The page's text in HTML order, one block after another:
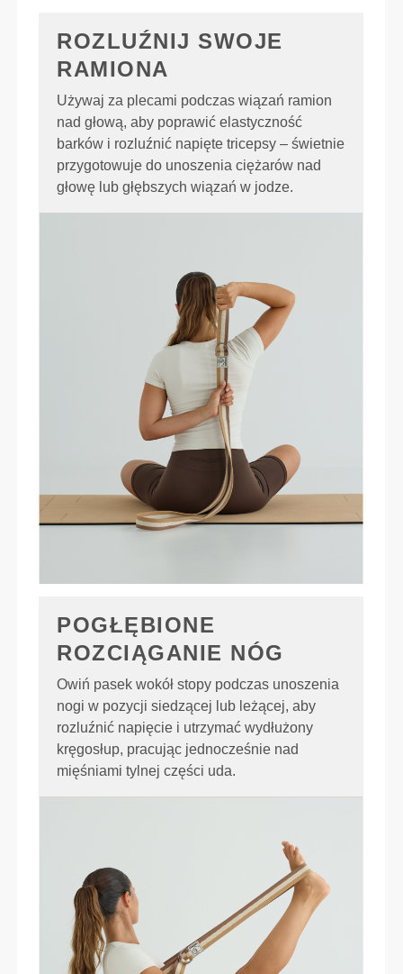
ROZLUŹNIJ SWOJE
RAMIONA
Używaj za plecami podczas wiązań ramion
nad głową, aby poprawić elastyczność
barków i rozluźnić napięte tricepsy – świetnie
przygotowuje do unoszenia ciężarów nad
głowę lub głębszych wiązań w jodze.
POGŁĘBIONE
ROZCIĄGANIE NÓG
Owiń pasek wokół stopy podczas unoszenia
nogi w pozycji siedzącej lub leżącej, aby
rozluźnić napięcie i utrzymać wydłużony
kręgosłup, pracując jednocześnie nad
mięśniami tylnej części uda.